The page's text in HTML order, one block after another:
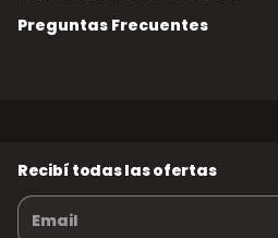
Preguntas Frecuentes
Recibí todas las ofertas